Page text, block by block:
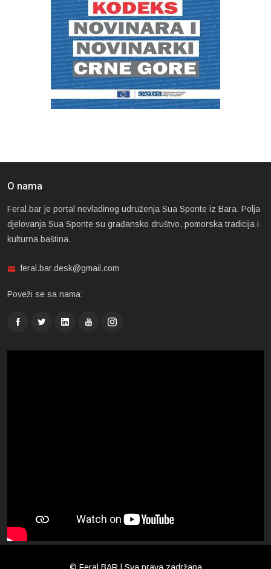
O nama
Feral.bar je portal nevladinog udruženja Sua Sponte iz Bara. Polja
djelovanja Sua Sponte su građansko društvo, pomorska tradicija i
kulturna baština.
feral.bar.desk@gmail.com
Poveži se sa nama: